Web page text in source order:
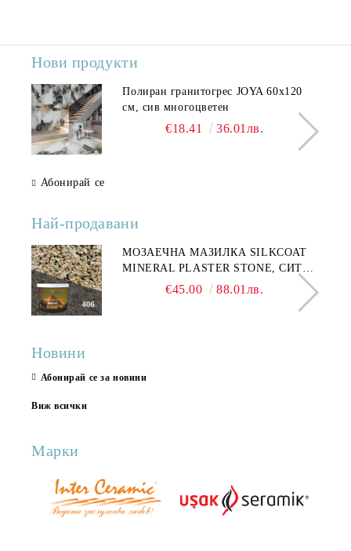
Нови продукти
Полиран гранитогрес JOYA 60x120
см, сив многоцветен
€18.41 36.01лв.
Абонирай се
Най-продавани
МОЗАЕЧНА МАЗИЛКА SILKCOAT
MINERAL PLASTER STONE, СИТЕН
КАМЪК 406 25КГ
€45.00 88.01лв.
Новини
Абонирай се за новини
Виж всички
Марки